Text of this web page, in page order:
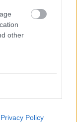
other
Privacy Policy
VASÁRNAP
7822674
blog szerkesztőjéhez.